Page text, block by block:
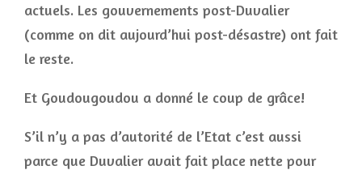
actuels. Les gouvernements post-Duvalier
(comme on dit aujourd’hui post-désastre) ont fait
le reste.
Et Goudougoudou a donné le coup de grâce!
S’il n’y a pas d’autorité de l’Etat c’est aussi
parce que Duvalier avait fait place nette pour